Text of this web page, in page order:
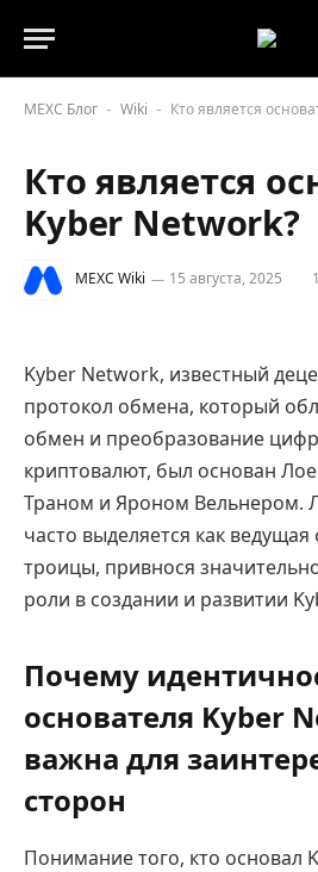
MEXC Блог - Wiki - Кто является
Кто является
Kyber Network?
MEXC Wiki 15 августа, 2025
Kyber Network, известный
протокол обмена, который
обмен и преобразование
криптовалют, был основан
Траном и Яроном Вельнером.
часто выделяется как ведущая
троицы, привнося
роли в создании и развитии
Почему
основателя Kyber
важна для
сторон
Понимание того, кто основал